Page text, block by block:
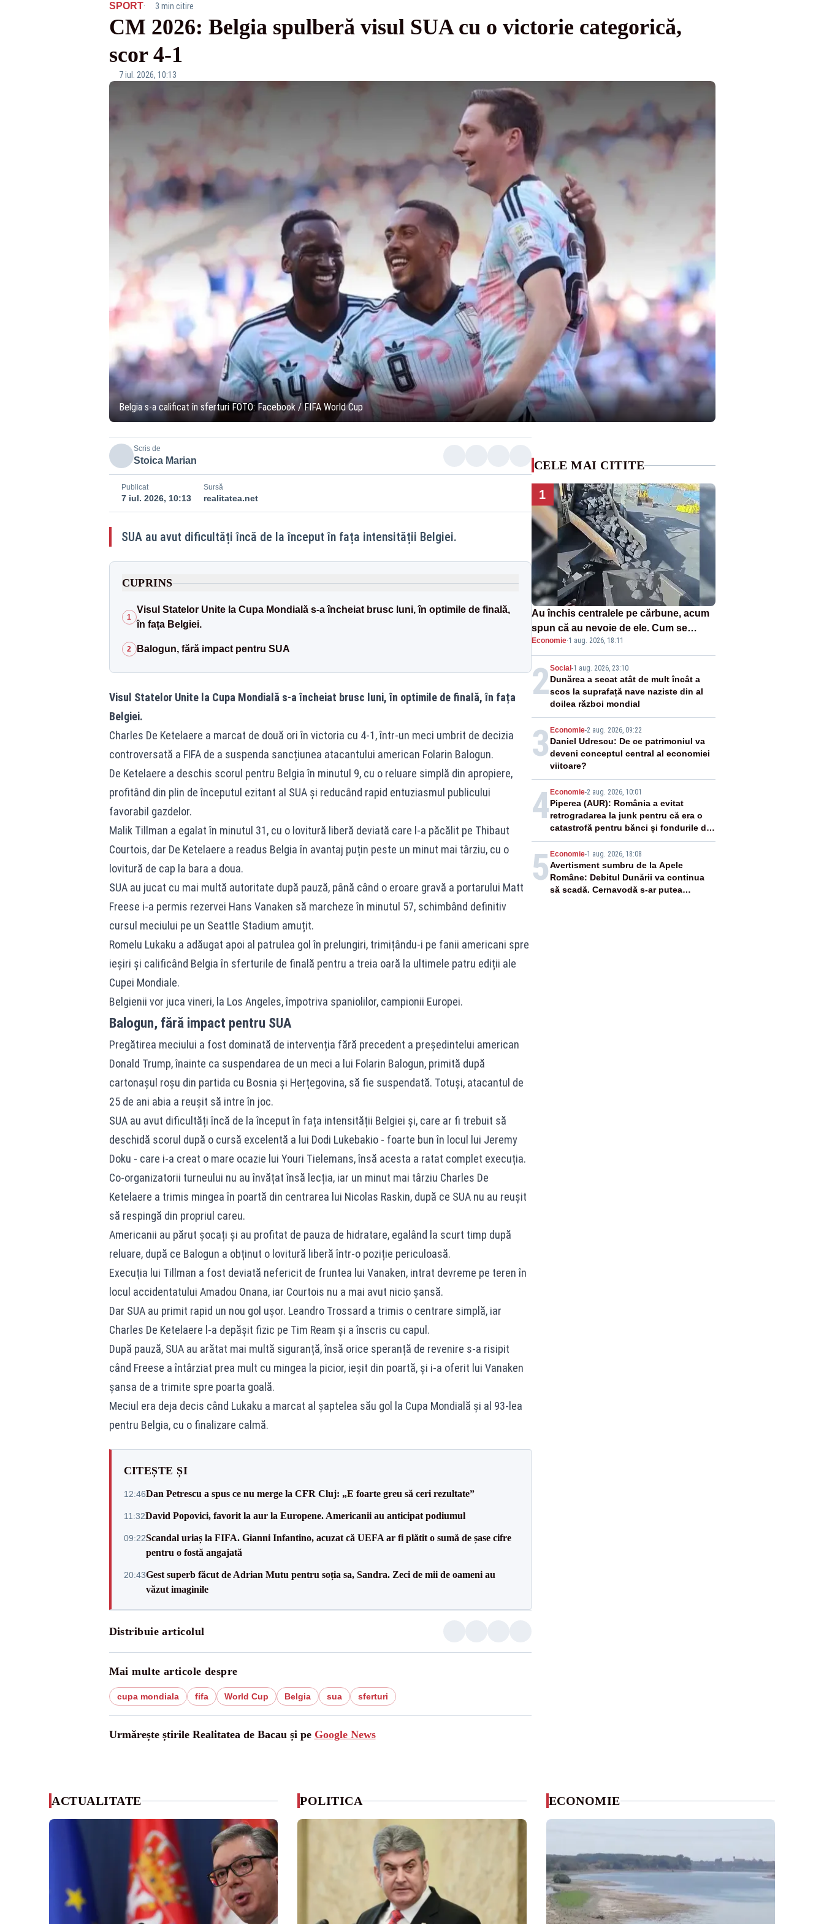
SPORT· 3 min citire
CM 2026: Belgia spulberă visul SUA cu o victorie categorică,
scor 4-1
7 iul. 2026, 10:13
Belgia s-a calificat în sferturi FOTO: Facebook / FIFA World Cup
Scris de
Stoica Marian
Publicat
7 iul. 2026, 10:13
Sursă
realitatea.net
SUA au avut dificultăți încă de la început în fața intensității Belgiei.
CUPRINS
1
Visul Statelor Unite la Cupa Mondială s-a încheiat brusc luni, în optimile de finală,
în fața Belgiei.
2 Balogun, fără impact pentru SUA
Visul Statelor Unite la Cupa Mondială s-a încheiat brusc luni, în optimile de finală, în fața
Belgiei.
Charles De Ketelaere a marcat de două ori în victoria cu 4-1, într-un meci umbrit de decizia
controversată a FIFA de a suspenda sancțiunea atacantului american Folarin Balogun.
De Ketelaere a deschis scorul pentru Belgia în minutul 9, cu o reluare simplă din apropiere,
profitând din plin de începutul ezitant al SUA și reducând rapid entuziasmul publicului
favorabil gazdelor.
Malik Tillman a egalat în minutul 31, cu o lovitură liberă deviată care l-a păcălit pe Thibaut
Courtois, dar De Ketelaere a readus Belgia în avantaj puțin peste un minut mai târziu, cu o
lovitură de cap la bara a doua.
SUA au jucat cu mai multă autoritate după pauză, până când o eroare gravă a portarului Matt
Freese i-a permis rezervei Hans Vanaken să marcheze în minutul 57, schimbând definitiv
cursul meciului pe un Seattle Stadium amuțit.
Romelu Lukaku a adăugat apoi al patrulea gol în prelungiri, trimițându-i pe fanii americani spre
ieșiri și calificând Belgia în sferturile de finală pentru a treia oară la ultimele patru ediții ale
Cupei Mondiale.
Belgienii vor juca vineri, la Los Angeles, împotriva spaniolilor, campionii Europei.
Balogun, fără impact pentru SUA
Pregătirea meciului a fost dominată de intervenția fără precedent a președintelui american
Donald Trump, înainte ca suspendarea de un meci a lui Folarin Balogun, primită după
cartonașul roșu din partida cu Bosnia și Herțegovina, să fie suspendată. Totuși, atacantul de
25 de ani abia a reușit să intre în joc.
SUA au avut dificultăți încă de la început în fața intensității Belgiei și, care ar fi trebuit să
deschidă scorul după o cursă excelentă a lui Dodi Lukebakio - foarte bun în locul lui Jeremy
Doku - care i-a creat o mare ocazie lui Youri Tielemans, însă acesta a ratat complet execuția.
Co-organizatorii turneului nu au învățat însă lecția, iar un minut mai târziu Charles De
Ketelaere a trimis mingea în poartă din centrarea lui Nicolas Raskin, după ce SUA nu au reușit
să respingă din propriul careu.
Americanii au părut șocați și au profitat de pauza de hidratare, egalând la scurt timp după
reluare, după ce Balogun a obținut o lovitură liberă într-o poziție periculoasă.
Execuția lui Tillman a fost deviată nefericit de fruntea lui Vanaken, intrat devreme pe teren în
locul accidentatului Amadou Onana, iar Courtois nu a mai avut nicio șansă.
Dar SUA au primit rapid un nou gol ușor. Leandro Trossard a trimis o centrare simplă, iar
Charles De Ketelaere l-a depășit fizic pe Tim Ream și a înscris cu capul.
După pauză, SUA au arătat mai multă siguranță, însă orice speranță de revenire s-a risipit
când Freese a întârziat prea mult cu mingea la picior, ieșit din poartă, și i-a oferit lui Vanaken
șansa de a trimite spre poarta goală.
Meciul era deja decis când Lukaku a marcat al șaptelea său gol la Cupa Mondială și al 93-lea
pentru Belgia, cu o finalizare calmă.
CITEȘTE ȘI
12:46Dan Petrescu a spus ce nu merge la CFR Cluj: „E foarte greu să ceri rezultate”
11:32David Popovici, favorit la aur la Europene. Americanii au anticipat podiumul
09:22Scandal uriaș la FIFA. Gianni Infantino, acuzat că UEFA ar fi plătit o sumă de șase cifre
pentru o fostă angajată
20:43Gest superb făcut de Adrian Mutu pentru soția sa, Sandra. Zeci de mii de oameni au
văzut imaginile
Distribuie articolul
Mai multe articole despre
cupa mondiala fifa World Cup Belgia sua sferturi
Urmărește știrile Realitatea de Bacau și pe Google News
CELE MAI CITITE
1
Au închis centralele pe cărbune, acum
spun că au nevoie de ele. Cum se
pasează vina în plină criză energetică
Economie·1 aug. 2026, 18:11
2Social -1 aug. 2026, 23:10
Dunărea a secat atât de mult încât a
scos la suprafață nave naziste din al
doilea război mondial
3 Economie-2 aug. 2026, 09:22
Daniel Udrescu: De ce patrimoniul va
deveni conceptul central al economiei
viitoare?
4 Economie-2 aug. 2026, 10:01
Piperea (AUR): România a evitat
retrogradarea la junk pentru că era o
catastrofă pentru bănci și fondurile de
pensii
5 Economie-1 aug. 2026, 18:08
Avertisment sumbru de la Apele
Române: Debitul Dunării va continua
să scadă. Cernavodă s-ar putea
ACTUALITATE POLITICA ECONOMIE